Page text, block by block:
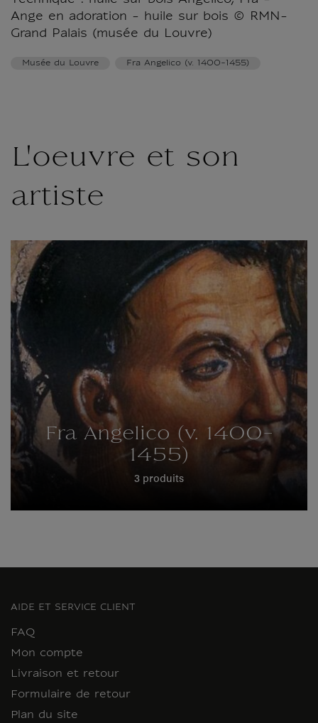
Ange en adoration - huile sur bois © RMN-
Grand Palais (musée du Louvre)
Musée du Louvre Fra Angelico (v. 1400-1455)
L'oeuvre et son
artiste
Fra Angelico (v. 1400-
1455)
3 produits
AIDE ET SERVICE CLIENT
FAQ
Mon compte
Livraison et retour
Formulaire de retour
Plan du site